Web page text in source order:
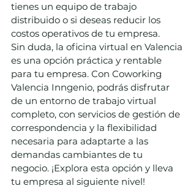
tienes un equipo de trabajo
distribuido o si deseas reducir los
costos operativos de tu empresa.
Sin duda, la oficina virtual en Valencia
es una opción práctica y rentable
para tu empresa. Con Coworking
Valencia Inngenio, podrás disfrutar
de un entorno de trabajo virtual
completo, con servicios de gestión de
correspondencia y la flexibilidad
necesaria para adaptarte a las
demandas cambiantes de tu
negocio. ¡Explora esta opción y lleva
tu empresa al siguiente nivel!